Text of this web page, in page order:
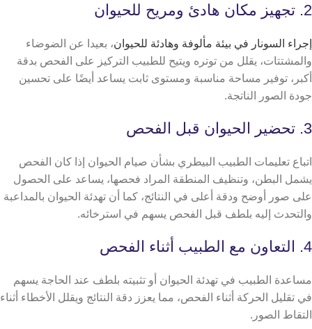
2. تجهيز مكان هادئ ومريح للحيوان
إجراء السونار في بيئة مألوفة وهادئة للحيوان، بعيدا عن الضوضاء
والمشتتات، يقلل من توتره ويتيح للطبيب التركيز على الفحص بدقة
أكبر، توفير مساحة مناسبة ومستوى ثابت يساعد أيضًا على تحسين
جودة الصور الناتجة.
3. تحضير الحيوان قبل الفحص
اتباع تعليمات الطبيب البيطري بشأن صيام الحيوان إذا كان الفحص
يشمل البطن، وتنظيف المنطقة المراد فحصها، يساعد على الحصول
على صور أوضح ودقة أعلى في النتائج، كما أن تهدئة الحيوان بالمداعبة
والتحدث إليه بلطف قبل الفحص يسهم في استرخائه.
4. التعاون مع الطبيب أثناء الفحص
مساعدة الطبيب في تهدئة الحيوان أو تثبيته بلطف عند الحاجة يسهم
في تقليل الحركة أثناء الفحص، مما يعزز دقة النتائج ويقلل الأخطاء أثناء
التقاط الصور.